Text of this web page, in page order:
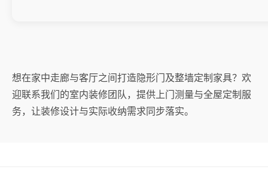
想在家中走廊与客厅之间打造隐形门及整墙定制家具？欢
迎联系我们的室内装修团队，提供上门测量与全屋定制服
务，让装修设计与实际收纳需求同步落实。